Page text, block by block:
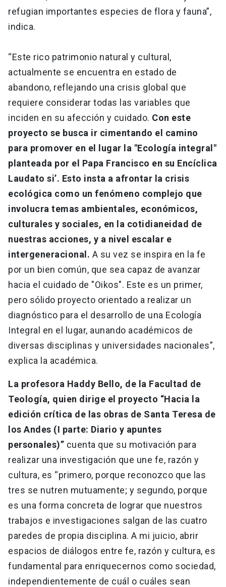
refugian importantes especies de flora y fauna”,
indica.
“Este rico patrimonio natural y cultural,
actualmente se encuentra en estado de
abandono, reflejando una crisis global que
requiere considerar todas las variables que
inciden en su afección y cuidado. Con este
proyecto se busca ir cimentando el camino
para promover en el lugar la "Ecología integral"
planteada por el Papa Francisco en su Encíclica
Laudato si’. Esto insta a afrontar la crisis
ecológica como un fenómeno complejo que
involucra temas ambientales, económicos,
culturales y sociales, en la cotidianeidad de
nuestras acciones, y a nivel escalar e
intergeneracional. A su vez se inspira en la fe
por un bien común, que sea capaz de avanzar
hacia el cuidado de "Oikos". Este es un primer,
pero sólido proyecto orientado a realizar un
diagnóstico para el desarrollo de una Ecología
Integral en el lugar, aunando académicos de
diversas disciplinas y universidades nacionales”,
explica la académica.
La profesora Haddy Bello, de la Facultad de
Teología, quien dirige el proyecto “Hacia la
edición crítica de las obras de Santa Teresa de
los Andes (I parte: Diario y apuntes
personales)” cuenta que su motivación para
realizar una investigación que une fe, razón y
cultura, es “primero, porque reconozco que las
tres se nutren mutuamente; y segundo, porque
es una forma concreta de lograr que nuestros
trabajos e investigaciones salgan de las cuatro
paredes de propia disciplina. A mi juicio, abrir
espacios de diálogos entre fe, razón y cultura, es
fundamental para enriquecernos como sociedad,
independientemente de cuál o cuáles sean